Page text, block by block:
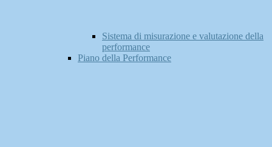
Sistema di misurazione e valutazione della
performance
Piano della Performance